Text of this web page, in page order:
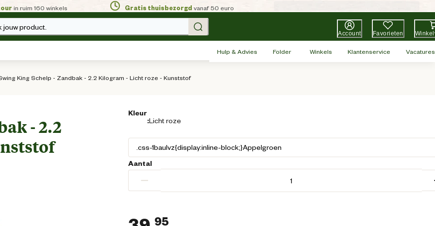
in ruim 160 winkels Gratis thuisbezorgd vanaf 50 euro
jouw product.
Account Favorieten
Hulp & Advies Folder Winkels Klantenservice Vacatures
King Schelp - Zandbak - 2.2 Kilogram - Licht roze - Kunststof
- 2.2
Kleur
:Licht roze
Aantal
−
95